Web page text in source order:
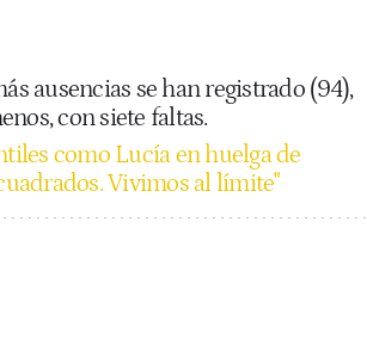
ausencias se han registrado (94),
con siete faltas.
como Lucía en huelga de
Vivimos al límite"